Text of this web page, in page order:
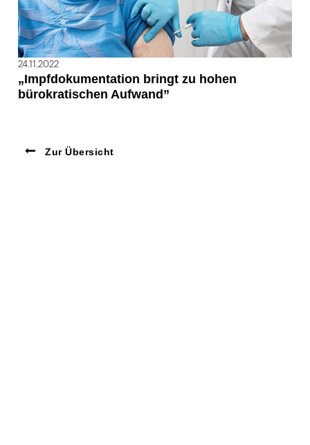
24.11.2022
„Impfdokumentation bringt zu hohen
bürokratischen Aufwand”
Zur Übersicht